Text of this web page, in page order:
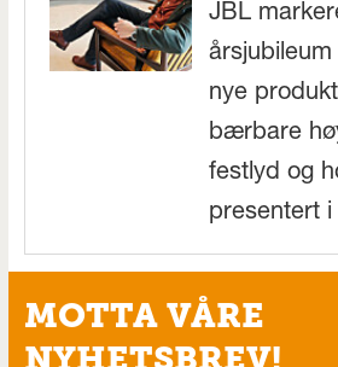
JBL
nye
bærbare
festlyd og
presentert
MOTTA VÅRE